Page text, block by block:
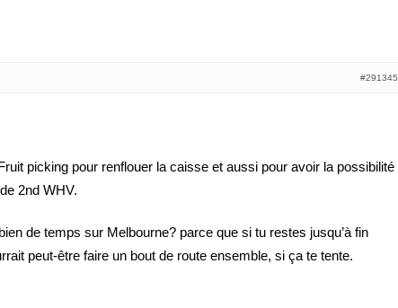
#291345
picking pour renflouer la caisse et aussi pour avoir la possibilité
2nd WHV.
de temps sur Melbourne? parce que si tu restes jusqu’à fin
peut-être faire un bout de route ensemble, si ça te tente.